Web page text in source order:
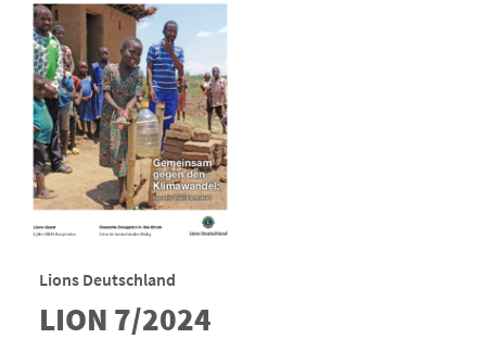
Lions Deutschland
LION 7/2024